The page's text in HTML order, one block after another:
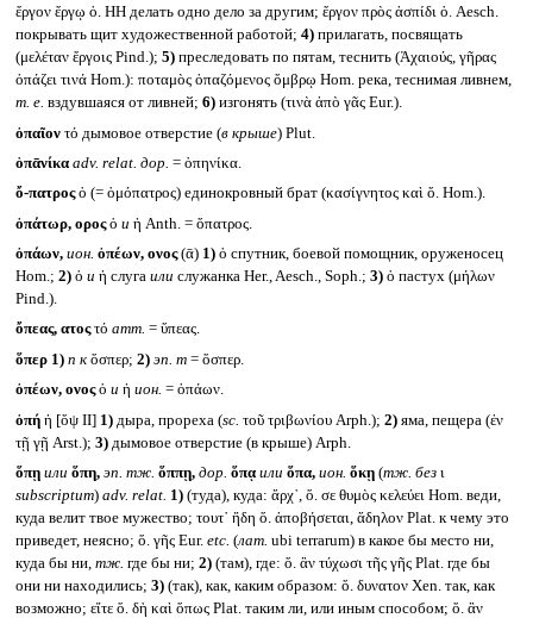
ἔργον ἔργῳ ὀ. HH делать одно дело за другим; ἔργον πρὸς ἀσπίδι ὀ. Aesch.
покрывать щит художественной работой; 4)прилагать, посвящать
(μελέταν ἔργοις Pind.); 5)преследовать по пятам, теснить (Ἀχαιούς, γῆρας
ὀπάζει τινά Hom.): ποταμὸς ὀπαζόμενος ὄμβρῳ Hom. река, теснимая ливнем,
т. е. вздувшаяся от ливней; 6)изгонять (τινὰ ἀπὸ γᾶς Eur.).
ὀπαῖον τό дымовое отверстие (в крыше) Plut.
ὁπᾱνίκα adv. relat. дор. = ὁπηνίκα.
ὄ-πατροςὁ (= ὁμόπατρος) единокровный брат (κασίγνητος καὶ ὄ. Hom.).
ὀπάτωρ, οροςὁ и ἡ Anth. = ὄπατρος.
ὀπάων, ион. ὀπέων, ονος(ᾱ) 1)ὁ спутник, боевой помощник, оруженосец
Hom.; 2)ὁ и ἡ слуга или служанка Her., Aesch., Soph.; 3)ὁ пастух (μήλων
Pind.).
ὄπεας, ατοςτό атт. = ὕπεας.
ὅπερ 1) n кὅσπερ; 2) эп. m= ὅσπερ.
ὀπέων, ονοςὁ и ἡ ион. = ὀπάων.
ὀπή ἡ [ὄψ II] 1)дыра, прореха (sc. τοῦ τριβωνίου Arph.); 2)яма, пещера (ἐν
τῇ γῇ Arst.); 3)дымовое отверстие (в крыше) Arph.
ὅπῃ или ὅπη, эп. тж. ὅππῃ, дор. ὅπᾳ или ὅπα, ион. ὅκῃ(тж. безι
subscriptum) adv. relat. 1)(туда), куда: ἄρχ᾽, ὅ. σε θυμὸς κελεύει Hom. веди,
куда велит твое мужество; τουτ᾽ ἤδη ὅ. ἀποβήσεται, ἄδηλον Plat. к чему это
приведет, неясно; ὅ. γῆς Eur.etc. (лат. ubi terrarum) в какое бы место ни,
куда бы ни, тж. где бы ни; 2)(там), где: ὅ. ἂν τύχωσι τῆς γῆς Plat. где бы
они ни находились; 3)(так), как, каким образом: ὅ. δυνατον Xen. так, как
возможно; εἴτε ὅ. δὴ καὶ ὅπως Plat. таким ли, или иным способом; ὅ. ἂν